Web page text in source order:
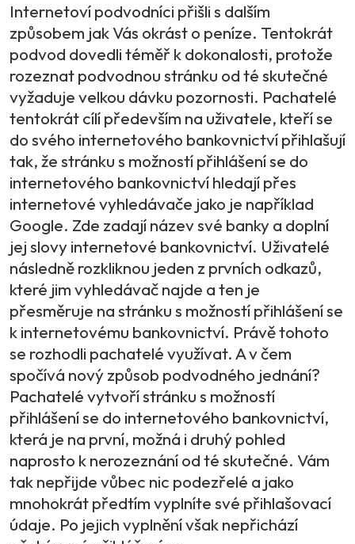
Internetoví podvodníci přišli s dalším
způsobem jak Vás okrást o peníze. Tentokrát
podvod dovedli téměř k dokonalosti, protože
rozeznat podvodnou stránku od té skutečné
vyžaduje velkou dávku pozornosti. Pachatelé
tentokrát cílí především na uživatele, kteří se
do svého internetového bankovnictví přihlašují
tak, že stránku s možností přihlášení se do
internetového bankovnictví hledají přes
internetové vyhledávače jako je například
Google. Zde zadají název své banky a doplní
jej slovy internetové bankovnictví. Uživatelé
následně rozkliknou jeden z prvních odkazů,
které jim vyhledávač najde a ten je
přesměruje na stránku s možností přihlášení se
k internetovému bankovnictví. Právě tohoto
se rozhodli pachatelé využívat. A v čem
spočívá nový způsob podvodného jednání?
Pachatelé vytvoří stránku s možností
přihlášení se do internetového bankovnictví,
která je na první, možná i druhý pohled
naprosto k nerozeznání od té skutečné. Vám
tak nepřijde vůbec nic podezřelé a jako
mnohokrát předtím vyplníte své přihlašovací
údaje. Po jejich vyplnění však nepřichází